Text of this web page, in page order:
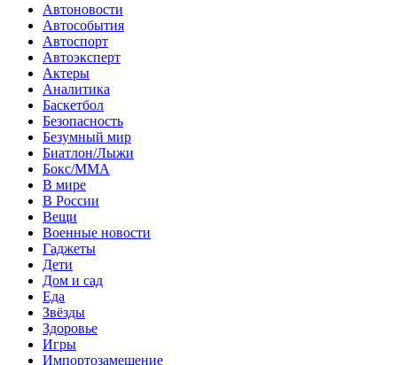
Автоновости
Автособытия
Автоспорт
Автоэксперт
Актеры
Аналитика
Баскетбол
Безопасность
Безумный мир
Биатлон/Лыжи
Бокс/MMA
В мире
В России
Вещи
Военные новости
Гаджеты
Дети
Дом и сад
Еда
Звёзды
Здоровье
Игры
Импортозамещение